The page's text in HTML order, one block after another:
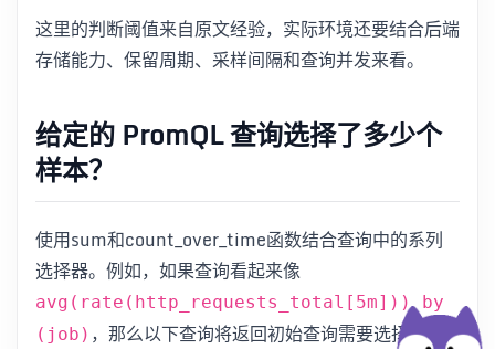
这里的判断阈值来自原文经验，实际环境还要结合后端
存储能力、保留周期、采样间隔和查询并发来看。
给定的 PromQL 查询选择了多少个
样本？
使用sum和count_over_time函数结合查询中的系列
选择器。例如，如果查询看起来像
avg(rate(http_requests_total[5m])) by
(job) ，那么以下查询将返回初始查询需要选择的样